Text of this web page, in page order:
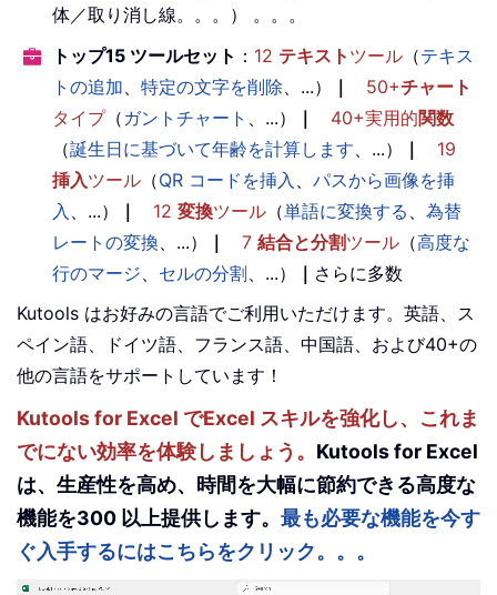
体／取り消し線。。。） 。。。
トップ15 ツールセット ： 12 テキスト ツール （テキス
トの追加
特定の文字を削除 、...） ｜ 50+チャート
タイプ（ ガントチャート 、...） ｜ 40+実用的関数
（誕生日に基づいて年齢を計算します 、...） ｜
19
挿入ツール （QR コードを挿入
パスから画像を挿
入
、...） ｜ 12 変換ツール （単語に変換する
為替
レートの変換 、...） ｜ 7 結合と分割ツール （高度な
行のマージ
セルの分割 、...） ｜ さらに多数
Kutools はお好みの言語でご利用いただけます。英語、ス
ペイン語、ドイツ語、フランス語、中国語、および40+の
他の言語をサポートしています！
Kutools for Excel でExcel スキルを強化し、これま
でにない効率を体験しましょう。 Kutools for Excel
は、生産性を高め、時間を大幅に節約できる高度な
機能を300 以上提供します。 最も必要な機能を今す
ぐ入手するにはこちらをクリック。。。